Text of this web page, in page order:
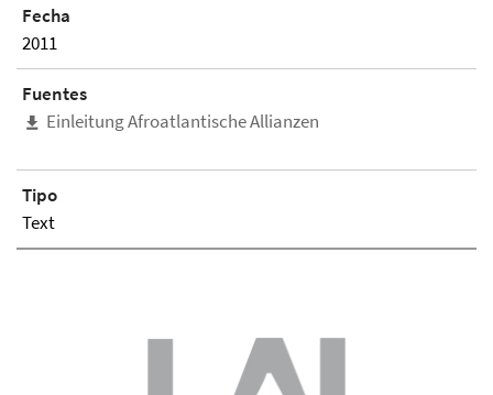
Fecha
2011
Fuentes
Einleitung Afroatlantische Allianzen
Tipo
Text